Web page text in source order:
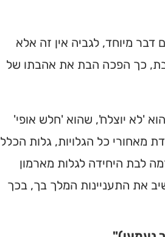
דבר מיוחד, לגביה אין זה אלא
הבת, כך הפכה הבת את אהבתו של
'לא יוצלח', שהוא 'חלש אופי'
מאחורי כל הגלויות, גלות הכלל
לבת היחידה לגלות מארמון
את התעניינות המלך בך, בכך